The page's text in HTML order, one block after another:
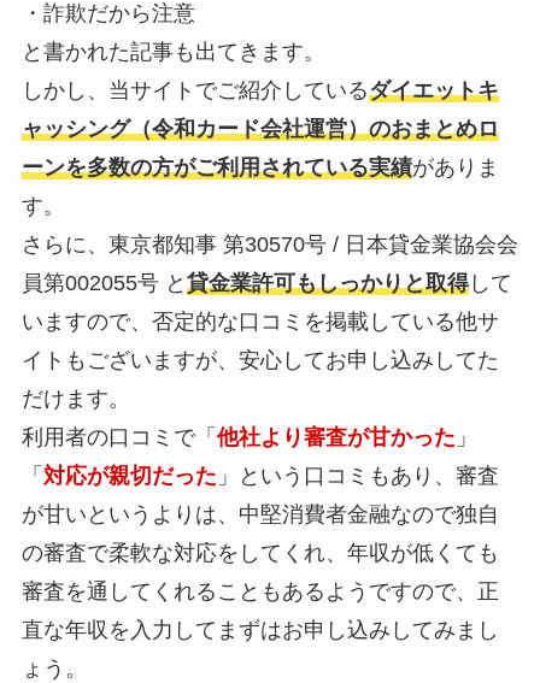
・詐欺だから注意
と書かれた記事も出てきます。
しかし、当サイトでご紹介しているダイエットキ
ャッシング（令和カード会社運営）のおまとめロ
ーンを多数の方がご利用されている実績がありま
す。
さらに、東京都知事 第30570号 / 日本貸金業協会会
員第002055号 と 貸金業許可もしっかりと取得して
いますので、否定的な口コミを掲載している他サ
イトもございますが、安心してお申し込みしてた
だけます。
利用者の口コミで「 他社より審査が甘かった 」
「 対応が親切だった 」という口コミもあり、審査
が甘いというよりは、中堅消費者金融なので独自
の審査で柔軟な対応をしてくれ、年収が低くても
審査を通してくれることもあるようですので、正
直な年収を入力してまずはお申し込みしてみまし
ょう。